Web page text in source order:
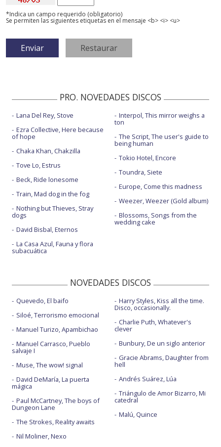
*Indica un campo requerido (obligatorio)
Se permiten las siguientes etiquetas en el mensaje <b> <i> <u>
PRO. NOVEDADES DISCOS
Lana Del Rey, Stove
Ezra Collective, Here because
of hope
Chaka Khan, Chakzilla
Tove Lo, Estrus
Beck, Ride lonesome
Train, Mad dog in the fog
Nothing but Thieves, Stray
dogs
David Bisbal, Eternos
La Casa Azul, Fauna y flora
subacuática
Interpol, This mirror weighs a
ton
The Script, The user's guide to
being human
Tokio Hotel, Encore
Toundra, Siete
Europe, Come this madness
Weezer, Weezer (Gold album)
Blossoms, Songs from the
wedding cake
NOVEDADES DISCOS
Quevedo, El baifo
Siloé, Terrorismo emocional
Manuel Turizo, Apambichao
Manuel Carrasco, Pueblo
salvaje I
Muse, The wow! signal
David DeMaría, La puerta
mágica
Paul McCartney, The boys of
Dungeon Lane
The Strokes, Reality awaits
Nil Moliner, Nexo
Harry Styles, Kiss all the time.
Disco, occasionally.
Charlie Puth, Whatever's
clever
Bunbury, De un siglo anterior
Gracie Abrams, Daughter from
hell
Andrés Suárez, Lúa
Triángulo de Amor Bizarro, Mi
catedral
Malú, Quince